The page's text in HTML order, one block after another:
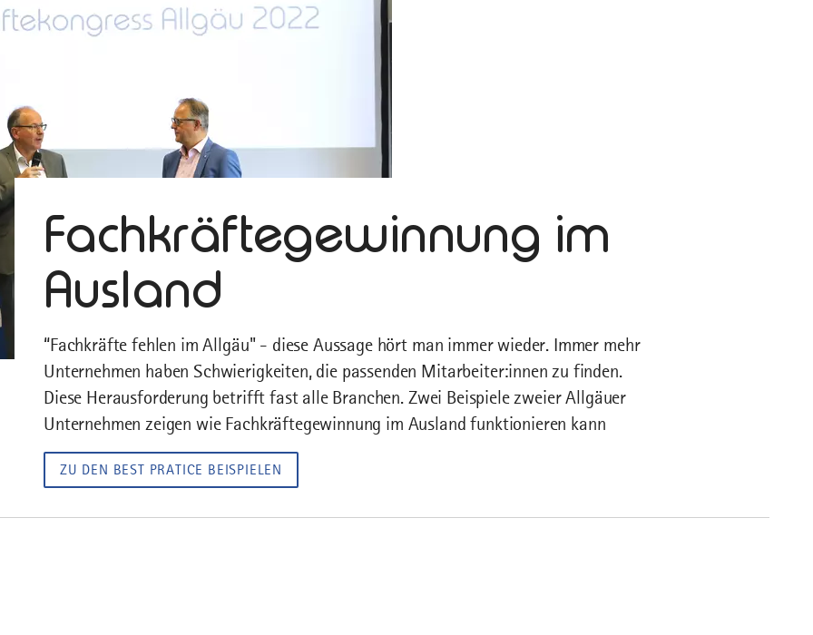
Fachkräftegewinnung im
Ausland
“Fachkräfte fehlen im Allgäu" - diese Aussage hört man immer wieder. Immer mehr
Unternehmen haben Schwierigkeiten, die passenden Mitarbeiter:innen zu finden.
Diese Herausforderung betrifft fast alle Branchen. Zwei Beispiele zweier Allgäuer
Unternehmen zeigen wie Fachkräftegewinnung im Ausland funktionieren kann
ZU DEN BEST PRATICE BEISPIELEN